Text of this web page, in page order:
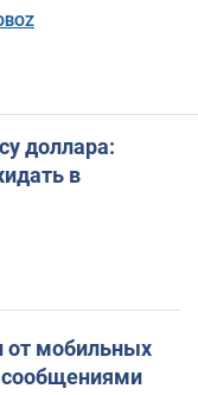
доллара:
в
от мобильных
сообщениями